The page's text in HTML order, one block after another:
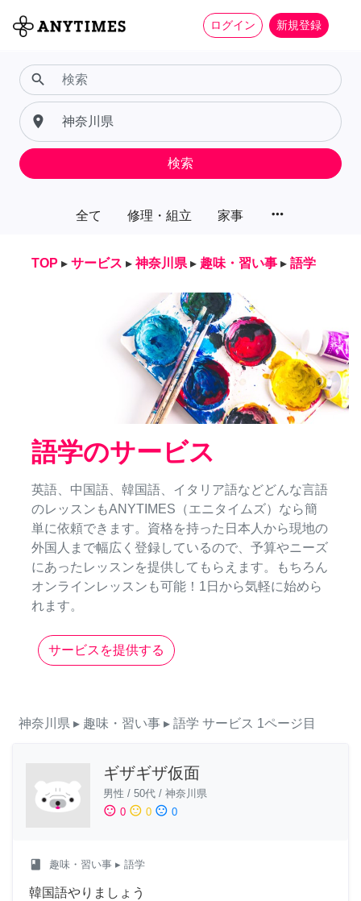
ログイン 新規登録
全て 修理・組立 家事 more_horiz
search
place
検索
TOP ▸ サービス ▸ 神奈川県 ▸ 趣味・習い事 ▸ 語学
語学のサービス
英語、中国語、韓国語、イタリア語などどんな言語
のレッスンもANYTIMES（エニタイムズ）なら簡
単に依頼できます。資格を持った日本人から現地の
外国人まで幅広く登録しているので、予算やニーズ
にあったレッスンを提供してもらえます。もちろん
オンラインレッスンも可能！1日から気軽に始めら
れます。
サービスを提供する
神奈川県 ▸ 趣味・習い事 ▸ 語学 サービス 1ページ目
ギザギザ仮面
男性 / 50代 / 神奈川県
sentiment_satisfied 0 sentiment_neutral 0 sentiment_dissatisfied 0
class 趣味・習い事 ▸ 語学
韓国語やりましょう